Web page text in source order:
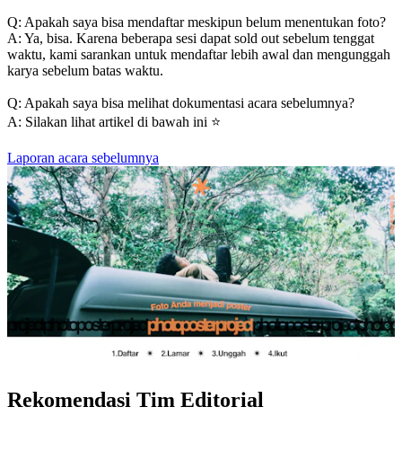
Q: Apakah saya bisa mendaftar meskipun belum menentukan foto?
A: Ya, bisa. Karena beberapa sesi dapat sold out sebelum tenggat
waktu, kami sarankan untuk mendaftar lebih awal dan mengunggah
karya sebelum batas waktu.
Q: Apakah saya bisa melihat dokumentasi acara sebelumnya?
A: Silakan lihat artikel di bawah ini ⭐️
Laporan acara sebelumnya
Rekomendasi Tim Editorial